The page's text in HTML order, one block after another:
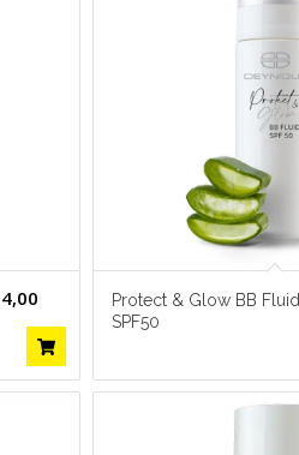
Protect & Glow BB Fluid
SPF50